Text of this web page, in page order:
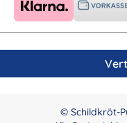
© Schildkröt-